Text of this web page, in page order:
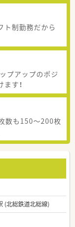
制勤務だから
プアップのポジ
す！
数も150～200枚
(北総鉄道北総線)